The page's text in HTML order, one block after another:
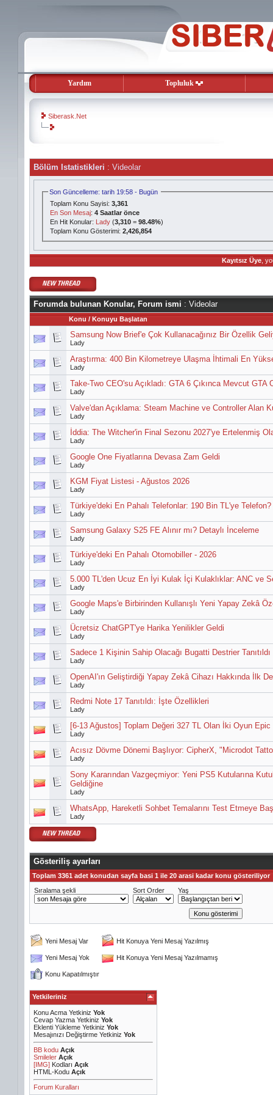
Yardım Topluluk
Siberask.Net
evooli
gaziantep
escort
gaziantep
escort
Bölüm Istatistikleri : Videolar
Son Güncelleme: tarih 19:58 - Bugün
Toplam Konu Sayisi:3,361
En Son Mesaj:4 Saatlar önce
En Hit Konular: Lady (3,310 =98.48%)
Toplam Konu Gösterimi:2,426,854
Kayıtsız Üye,
Forumda bulunan Konular, Forum ismi : Videolar
Konu / Konuyu Başlatan
Samsung Now Brief'e Çok Kullanacağınız Bir Özellik
Lady
Araştırma: 400 Bin Kilometreye Ulaşma İhtimali En
Lady
Take-Two CEO'su Açıkladı: GTA 6 Çıkınca Mevcut GTA
Lady
Valve'dan Açıklama: Steam Machine ve Controller Alan
Lady
İddia: The Witcher'in Final Sezonu 2027'ye Ertelenmiş
Lady
Google One Fiyatlarına Devasa Zam Geldi
Lady
KGM Fiyat Listesi - Ağustos 2026
Lady
Türkiye'deki En Pahalı Telefonlar: 190 Bin TL'ye Telefon?
Lady
Samsung Galaxy S25 FE Alınır mı? Detaylı İnceleme
Lady
Türkiye'deki En Pahalı Otomobiller - 2026
Lady
5.000 TL'den Ucuz En İyi Kulak İçi Kulaklıklar: ANC ve
Lady
Google Maps'e Birbirinden Kullanışlı Yeni Yapay Zekâ
Lady
Ücretsiz ChatGPT'ye Harika Yenilikler Geldi
Lady
Sadece 1 Kişinin Sahip Olacağı Bugatti Destrier Tanıtıldı
Lady
OpenAI'ın Geliştirdiği Yapay Zekâ Cihazı Hakkında İlk
Lady
Redmi Note 17 Tanıtıldı: İşte Özellikleri
Lady
[6-13 Ağustos] Toplam Değeri 327 TL Olan İki Oyun
Lady
Acısız Dövme Dönemi Başlıyor: CipherX, "Microdot
Lady
Sony Kararından Vazgeçmiyor: Yeni PS5 Kutularına
Geldiğine
Lady
WhatsApp, Hareketli Sohbet Temalarını Test Etmeye
Lady
Gösteriliş ayarları
Toplam 3361 adet konudan sayfa basi 1 ile 20 arasi kadar konu gösteriliyor
Sıralama şekli
Sort Order Yaş
Yeni Mesaj Var Hit Konuya Yeni Mesaj Yazılmış
Yeni Mesaj Yok Hit Konuya Yeni Mesaj Yazılmamış
Konu Kapatılmıştır
Yetkileriniz
Konu Acma Yetkiniz Yok
Cevap Yazma Yetkiniz Yok
Eklenti Yükleme Yetkiniz Yok
Mesajınızı Değiştirme Yetkiniz Yok
BB kodu Açık
Smileler Açık
[IMG] Kodları Açık
HTML-Kodu Açık
Forum Kuralları